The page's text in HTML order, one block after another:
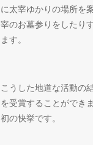
に太宰ゆかりの場所を
宰のお墓参りをしたり
ます。
こうした地道な活動の
を受賞することができ
初の快挙です。